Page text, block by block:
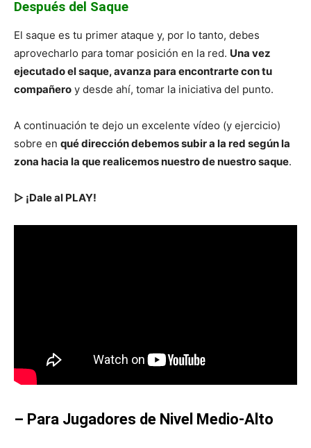
Después del Saque
El saque es tu primer ataque y, por lo tanto, debes
aprovecharlo para tomar posición en la red. Una vez
ejecutado el saque, avanza para encontrarte con tu
compañero y desde ahí, tomar la iniciativa del punto.
A continuación te dejo un excelente vídeo (y ejercicio)
sobre en qué dirección debemos subir a la red según la
zona hacia la que realicemos nuestro de nuestro saque.
▷ ¡Dale al PLAY!
– Para Jugadores de Nivel Medio-Alto